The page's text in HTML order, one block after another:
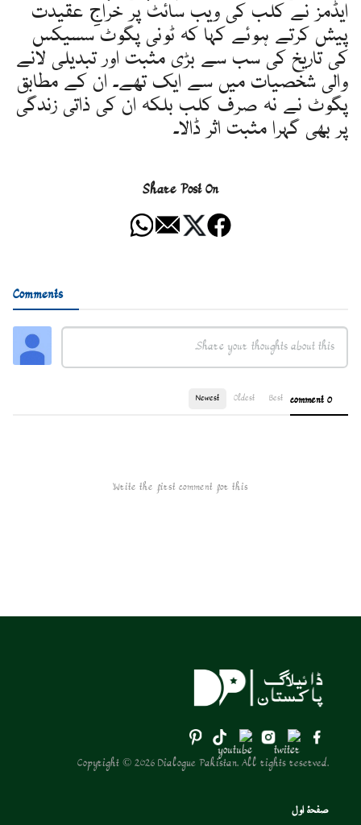
ایڈمز نے کلب کی ویب سائٹ پر خراجِ عقیدت
پیش کرتے ہوئے کہا کہ ٹونی پگوٹ سسیکس
کی تاریخ کی سب سے بڑی مثبت اور تبدیلی لانے
والی شخصیات میں سے ایک تھے۔ ان کے مطابق
پگوٹ نے نہ صرف کلب بلکہ ان کی ذاتی زندگی
پر بھی گہرا مثبت اثر ڈالا۔
Share Post On
Comments
0 comment
Best
Oldest
Newest
Write the first comment for this!
Copyright © 2026 Dialogue Pakistan. All rights reserved.
صفحۂ اول